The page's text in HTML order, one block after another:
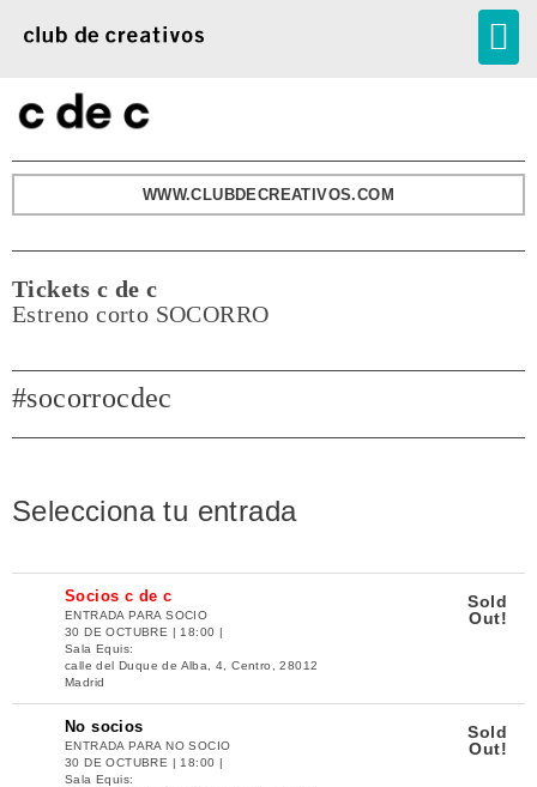
Toggle
WWW.CLUBDECREATIVOS.COM
Tickets c de c
Estreno corto SOCORRO
#socorrocdec
Selecciona tu entrada
Socios c de c
ENTRADA PARA SOCIO
30 DE OCTUBRE | 18:00 |
Sala Equis:
calle del Duque de Alba, 4, Centro, 28012
Madrid
Sold
Out!
No socios
ENTRADA PARA NO SOCIO
30 DE OCTUBRE | 18:00 |
Sala Equis:
Sold
Out!